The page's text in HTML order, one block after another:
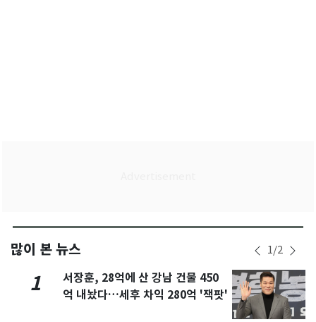
많이 본 뉴스 1/2
1
서장훈, 28억에 산 강남 건물 450
억 내놨다…세후 차익 280억 '잭팟'